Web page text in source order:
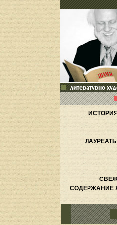
литературно-